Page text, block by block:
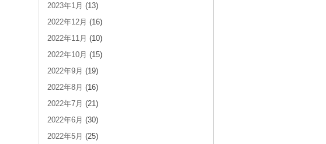
2023年1月 (13)
2022年12月 (16)
2022年11月 (10)
2022年10月 (15)
2022年9月 (19)
2022年8月 (16)
2022年7月 (21)
2022年6月 (30)
2022年5月 (25)